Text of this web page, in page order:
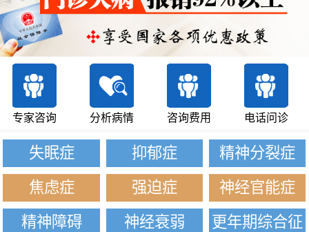
专家咨询 分析病情 咨询费用 电话问诊
失眠症 抑郁症
精神分裂症
焦虑症
强迫症
神经官能症
精神障碍
神经衰弱
更年期综合征